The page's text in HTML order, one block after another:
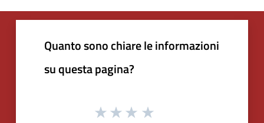
Quanto sono chiare le informazioni
su questa pagina?